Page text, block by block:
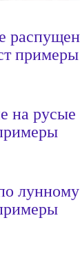
примеры
на